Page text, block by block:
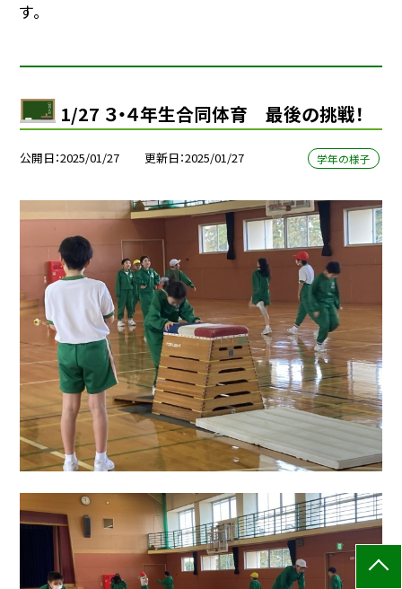
す。
1/27 ３・４年生合同体育 最後の挑戦！
公開日 2025/01/27 更新日 2025/01/27 学年の様子